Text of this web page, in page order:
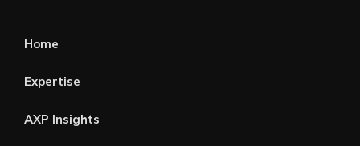
Home
Expertise
AXP Insights